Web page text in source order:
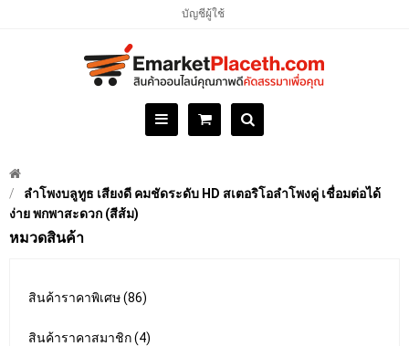
บัญชีผู้ใช้
ลำโพงบลูทูธ เสียงดี คมชัดระดับ HD สเตอริโอลำโพงคู่ เชื่อมต่อได้
ง่าย พกพาสะดวก (สีส้ม)
หมวดสินค้า
สินค้าราคาพิเศษ (86)
สินค้าราคาสมาชิก (4)